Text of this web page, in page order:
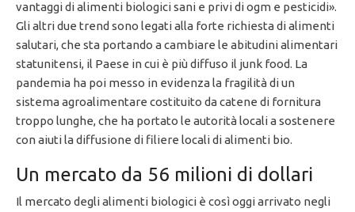
vantaggi di alimenti biologici sani e privi di ogm e pesticidi».
Gli altri due trend sono legati alla forte richiesta di alimenti
salutari, che sta portando a cambiare le abitudini alimentari
statunitensi, il Paese in cui è più diffuso il junk food. La
pandemia ha poi messo in evidenza la fragilità di un
sistema agroalimentare costituito da catene di fornitura
troppo lunghe, che ha portato le autorità locali a sostenere
con aiuti la diffusione di filiere locali di alimenti bio.
Un mercato da 56 milioni di dollari
Il mercato degli alimenti biologici è così oggi arrivato negli